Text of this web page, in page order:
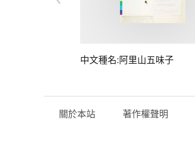
中文種名:阿里山五味子
關於本站 著作權聲明